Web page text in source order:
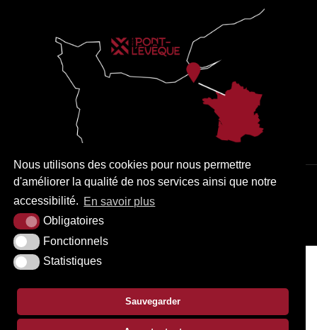
Nous utilisons des cookies pour nous permettre
d'améliorer la qualité de nos services ainsi que notre
accessibilité. En savoir plus
Obligatoires
Fonctionnels
Statistiques
Sauvegarder
PLAN DU SITE MENTIONS LÉGALES ACCESSIBILITÉ